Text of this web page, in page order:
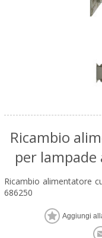
Ricambio
per lampade
Ricambio alimentatore
686250